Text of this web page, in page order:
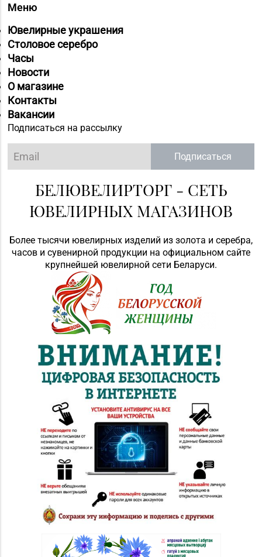
Меню
Ювелирные украшения
Столовое серебро
Часы
Новости
О магазине
Контакты
Вакансии
Подписаться на рассылку
Подписаться
БЕЛЮВЕЛИРТОРГ - СЕТЬ
ЮВЕЛИРНЫХ МАГАЗИНОВ
Более тысячи ювелирных изделий из золота и серебра,
часов и сувенирной продукции на официальном сайте
крупнейшей ювелирной сети Беларуси.